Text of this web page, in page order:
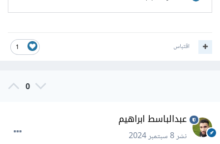
1 اقتباس
0
عبدالباسط ابراهيم
نشر8 سبتمبر 2024